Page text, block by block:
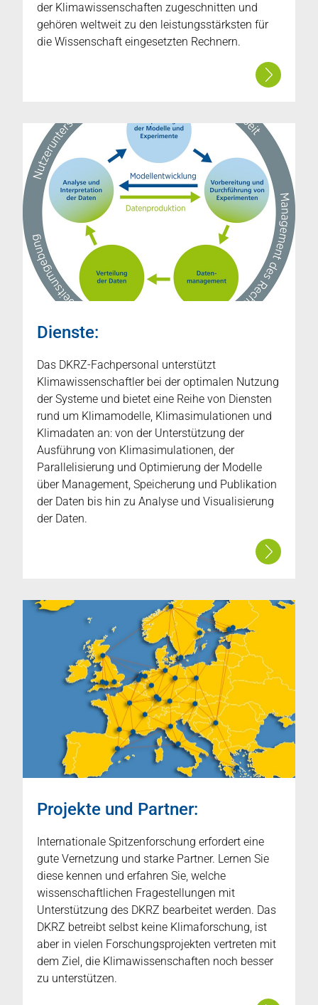
der Klimawissenschaften zugeschnitten und
gehören weltweit zu den leistungsstärksten für
die Wissenschaft eingesetzten Rechnern.
Dienste:
Das DKRZ-Fachpersonal unterstützt
Klimawissenschaftler bei der optimalen Nutzung
der Systeme und bietet eine Reihe von Diensten
rund um Klimamodelle, Klimasimulationen und
Klimadaten an: von der Unterstützung der
Ausführung von Klimasimulationen, der
Parallelisierung und Optimierung der Modelle
über Management, Speicherung und Publikation
der Daten bis hin zu Analyse und Visualisierung
der Daten.
Projekte und Partner:
Internationale Spitzenforschung erfordert eine
gute Vernetzung und starke Partner. Lernen Sie
diese kennen und erfahren Sie, welche
wissenschaftlichen Fragestellungen mit
Unterstützung des DKRZ bearbeitet werden. Das
DKRZ betreibt selbst keine Klimaforschung, ist
aber in vielen Forschungsprojekten vertreten mit
dem Ziel, die Klimawissenschaften noch besser
zu unterstützen.